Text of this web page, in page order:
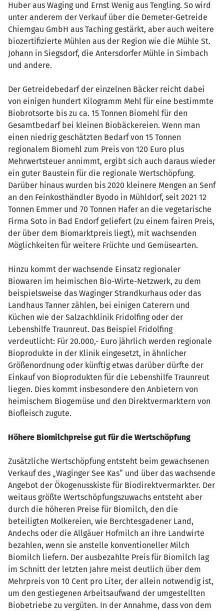
Huber aus Waging und Ernst Wenig aus Tengling. So wird
unter anderem der Verkauf über die Demeter-Getreide
Chiemgau GmbH aus Taching gestärkt, aber auch weitere
biozertifizierte Mühlen aus der Region wie die Mühle St.
Johann in Siegsdorf, die Antersdorfer Mühle in Simbach
und andere.
Der Getreidebedarf der einzelnen Bäcker reicht dabei
von einigen hundert Kilogramm Mehl für eine bestimmte
Biobrotsorte bis zu ca. 15 Tonnen Biomehl für den
Gesamtbedarf bei kleinen Biobäckereien. Wenn man
einen niedrig geschätzten Bedarf von 15 Tonnen
regionalem Biomehl zum Preis von 120 Euro plus
Mehrwertsteuer annimmt, ergibt sich auch daraus wieder
ein guter Baustein für die regionale Wertschöpfung.
Darüber hinaus wurden bis 2020 kleinere Mengen an Senf
an den Feinkosthändler Byodo in Mühldorf, seit 2021 12
Tonnen Emmer und 70 Tonnen Hafer an die vegetarische
Firma Soto in Bad Endorf geliefert (zu einem fairen Preis,
der über dem Biomarktpreis liegt), mit wachsenden
Möglichkeiten für weitere Früchte und Gemüsearten.
Hinzu kommt der wachsende Einsatz regionaler
Biowaren im heimischen Bio-Wirte-Netzwerk, zu dem
beispielsweise das Waginger Strandkurhaus oder das
Landhaus Tanner zählen, bei einigen Caterern und
Küchen wie der Salzachklinik Fridolfing oder der
Lebenshilfe Traunreut. Das Beispiel Fridolfing
verdeutlicht: Für 20.000,- Euro jährlich werden regionale
Bioprodukte in der Klinik eingesetzt, in ähnlicher
Größenordnung oder künftig etwas darüber dürfte der
Einkauf von Bioprodukten für die Lebenshilfe Traunreut
liegen. Dies kommt insbesondere den Anbietern von
heimischem Biogemüse und den Direktvermarktern von
Biofleisch zugute.
Höhere Biomilchpreise gut für die Wertschöpfung
Zusätzliche Wertschöpfung entsteht beim gewachsenen
Verkauf des „Waginger See Kas“ und über das wachsende
Angebot der Ökogenusskiste für Biodirektvermarkter. Der
weitaus größte Wertschöpfungszuwachs entsteht aber
durch die höheren Preise für Biomilch, den die
beteiligten Molkereien, wie Berchtesgadener Land,
Andechs oder die Allgäuer Hofmilch an ihre Landwirte
bezahlen, wenn sie anstelle konventioneller Milch
Biomilch liefern. Der ausbezahlte Preis für Biomilch lag
im Schnitt der letzten Jahre meist deutlich über dem
Mehrpreis von 10 Cent pro Liter, der allein notwendig ist,
um den gestiegenen Arbeitsaufwand der umgestellten
Biobetriebe zu vergüten. In der Annahme, dass von dem